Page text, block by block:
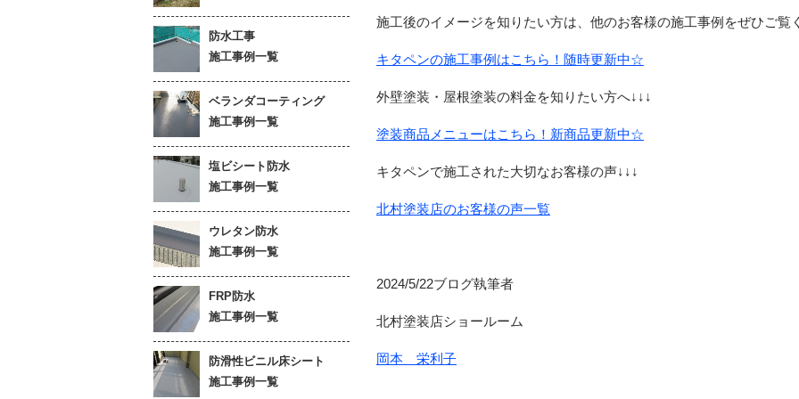
施工後のイメージを知りたい方は、他のお客様の施工事例をぜひご覧
キタペンの施工事例はこちら！随時更新中☆
外壁塗装・屋根塗装の料金を知りたい方へ↓↓↓
塗装商品メニューはこちら！新商品更新中☆
キタペンで施工された大切なお客様の声↓↓↓
北村塗装店のお客様の声一覧
2024/5/22ブログ執筆者
北村塗装店ショールーム
岡本 栄利子
防水工事
施工事例一覧
ベランダコーティング
施工事例一覧
塩ビシート防水
施工事例一覧
ウレタン防水
施工事例一覧
FRP防水
施工事例一覧
防滑性ビニル床シート
施工事例一覧